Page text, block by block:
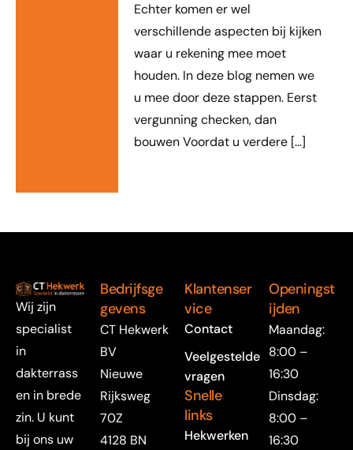
Echter komen er wel
verschillende aspecten bij kijken
waar u rekening mee moet
houden. In deze blog nemen we
u mee door deze stappen. Eerst
vergunning checken, dan
bouwen Voordat u verdere […]
Wij zijn
specialist
in
dakterrass
en in brede
zin. U kunt
bij ons uw
Bedrijfsge
gevens
CT Hekwerk
BV
Nieuwe
Rijksweg
70Z
4128 BN
Klantenser
vice
Contact
Veelgestelde
vragen
Snelle
links
Hekwerken
Openingst
ijden
Maandag:
8:00 –
16:30
Dinsdag:
8:00 –
16:30